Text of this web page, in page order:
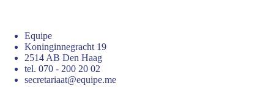
Equipe
Koninginnegracht 19
2514 AB Den Haag
tel. 070 - 200 20 02
secretariaat@equipe.me